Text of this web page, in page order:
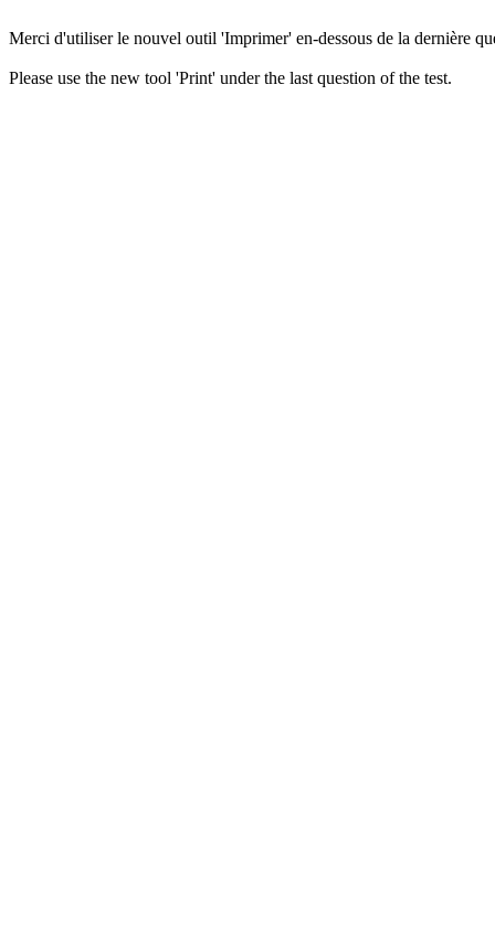
Merci d'utiliser le nouvel outil 'Imprimer' en-dessous de la dernière
Please use the new tool 'Print' under the last question of the test.